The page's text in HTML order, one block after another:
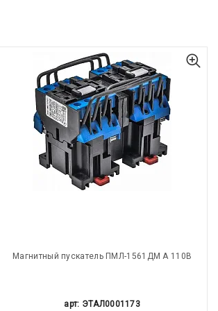
Магнитный пускатель ПМЛ-1561ДМ А 110В
арт: ЭТАЛ0001173